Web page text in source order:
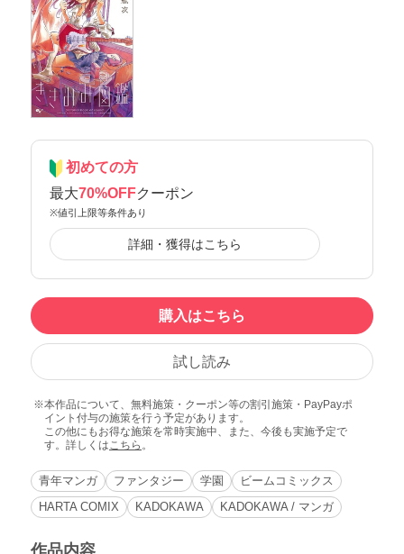
初めての方
最大70%OFFクーポン
※値引上限等条件あり
詳細・獲得はこちら
購入はこちら
試し読み
本作品について、無料施策・クーポン等の割引施策・PayPayポ
イント付与の施策を行う予定があります。
この他にもお得な施策を常時実施中、また、今後も実施予定で
す。詳しくは こちら 。
青年マンガ ファンタジー 学園
ビームコミックス
HARTA COMIX
KADOKAWA KADOKAWA / マンガ
作品内容